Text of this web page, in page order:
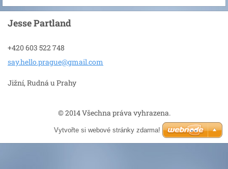
Jesse Partland
+420 603 522 748
say.hello.prague@gmail.com
Jižní, Rudná u Prahy
© 2014 Všechna práva vyhrazena.
Vytvořte si webové stránky zdarma!